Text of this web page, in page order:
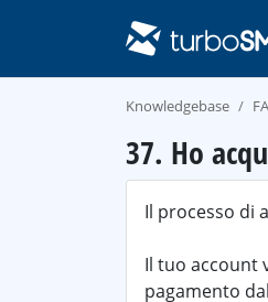
Knowledgebase
37. Ho
Il processo di
Il tuo account
pagamento